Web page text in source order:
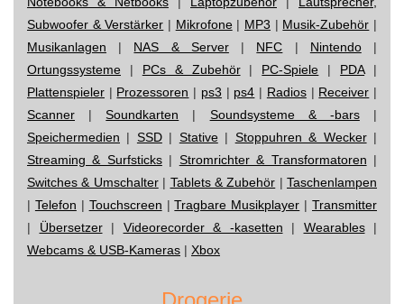
Subwoofer & Verstärker | Mikrofone| MP3 | Musik-Zubehör |
Musikanlagen | NAS & Server| NFC | Nintendo|
Ortungssysteme | PCs & Zubehör| PC-Spiele | PDA|
Plattenspieler | Prozessoren | ps3 | ps4 | Radios| Receiver |
Scanner |Soundkarten | Soundsysteme & -bars|
Speichermedien | SSD| Stative| Stoppuhren & Wecker|
Streaming & Surfsticks| Stromrichter & Transformatoren |
Switches & Umschalter| Tablets & Zubehör | Taschenlampen
| Telefon | Touchscreen |Tragbare Musikplayer | Transmitter
| Übersetzer| Videorecorder & -kasetten | Wearables|
Webcams & USB-Kameras | Xbox